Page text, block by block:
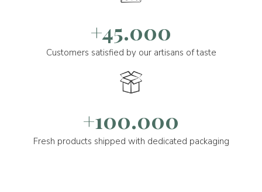
+45.000
Customers satisfied by our artisans of taste
+100.000
Fresh products shipped with dedicated packaging